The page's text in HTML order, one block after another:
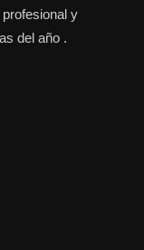
y
del año .